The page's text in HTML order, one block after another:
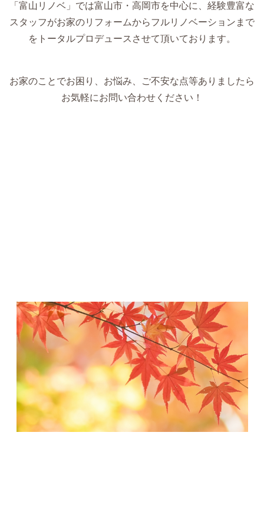
「富山リノベ」では富山市・高岡市を中心に、経験豊富な
スタッフがお家のリフォームからフルリノベーションまで
をトータルプロデュースさせて頂いております。
お家のことでお困り、お悩み、ご不安な点等ありましたら
お気軽にお問い合わせください！